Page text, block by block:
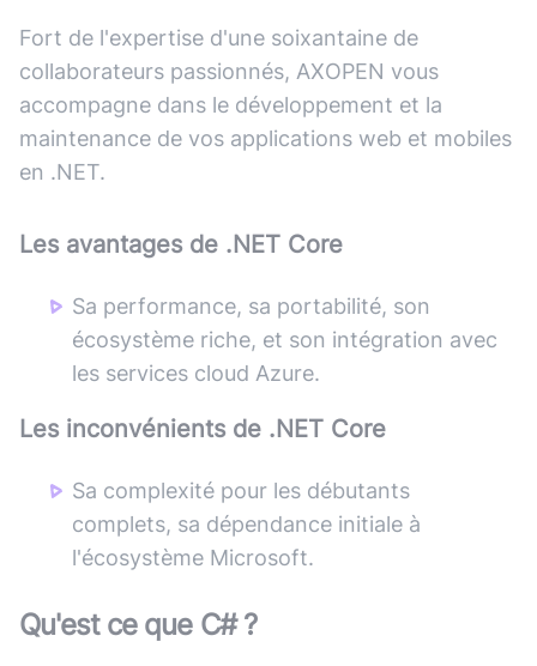
Fort de l'expertise d'une soixantaine de
collaborateurs passionnés, AXOPEN vous
accompagne dans le développement et la
maintenance de vos applications web et mobiles
en .NET.
Les avantages de .NET Core
Sa performance, sa portabilité, son
écosystème riche, et son intégration avec
les services cloud Azure.
Les inconvénients de .NET Core
Sa complexité pour les débutants
complets, sa dépendance initiale à
l'écosystème Microsoft.
Qu'est ce que C#?